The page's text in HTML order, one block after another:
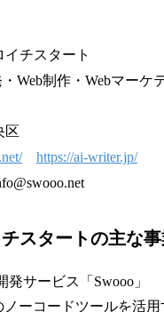
チスタート
Web制作・Webマーケ
区
https://ai-writer.jp/
スタートの主な
発サービス「Swooo」
ノーコードツールを活